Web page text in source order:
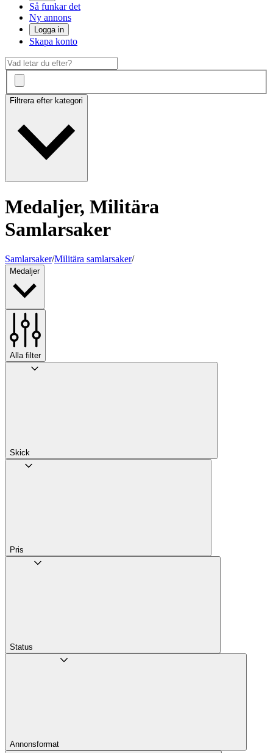
Så funkar det
Ny annons
Logga in
Skapa konto
Filtrera efter kategori
Medaljer, Militära
Samlarsaker
Samlarsaker/Militära samlarsaker/
Medaljer
Alla filter
Skick
Pris
Status
Annons­format